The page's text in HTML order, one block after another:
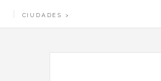
CIUDADES